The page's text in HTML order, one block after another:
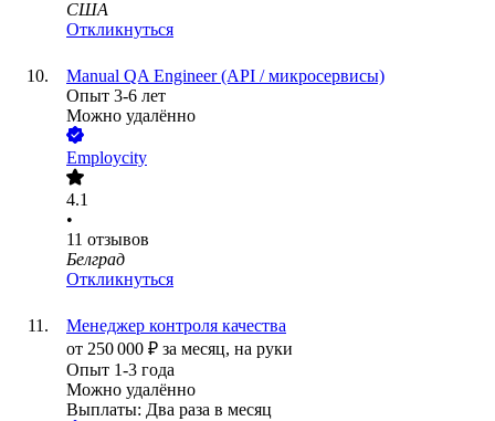
США
Откликнуться
Manual QA Engineer (API / микросервисы)
Опыт 3-6 лет
Можно удалённо
Employcity
4.1
•
11 отзывов
Белград
Откликнуться
Менеджер контроля качества
от 250 000 ₽ за месяц, на руки
Опыт 1-3 года
Можно удалённо
Выплаты: Два раза в месяц